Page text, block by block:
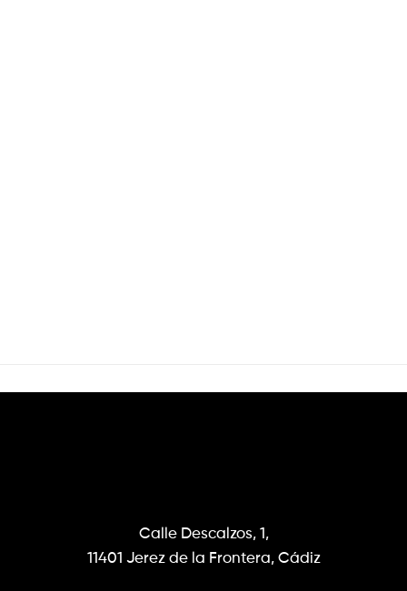
Calle Descalzos, 1,
11401 Jerez de la Frontera, Cádiz